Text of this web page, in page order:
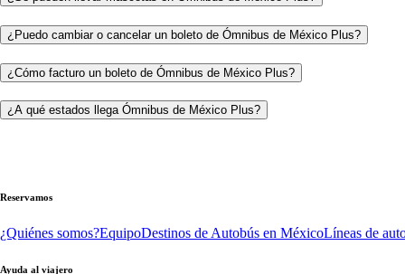
¿Puedo cambiar o cancelar un boleto de Ómnibus de México Plus?
¿Cómo facturo un boleto de Ómnibus de México Plus?
¿A qué estados llega Ómnibus de México Plus?
Reservamos
¿Quiénes somos?EquipoDestinos de Autobús en MéxicoLíneas de
Ayuda al viajero